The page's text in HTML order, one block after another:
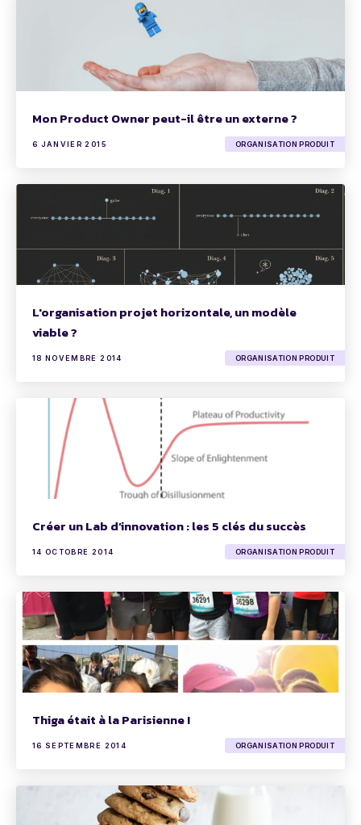
Mon Product Owner peut-il être un externe ?
6 JANVIER 2015 ORGANISATION PRODUIT
L'organisation projet horizontale, un modèle
viable ?
18 NOVEMBRE 2014 ORGANISATION PRODUIT
Créer un Lab d’innovation : les 5 clés du succès
14 OCTOBRE 2014 ORGANISATION PRODUIT
Thiga était à la Parisienne !
16 SEPTEMBRE 2014 ORGANISATION PRODUIT